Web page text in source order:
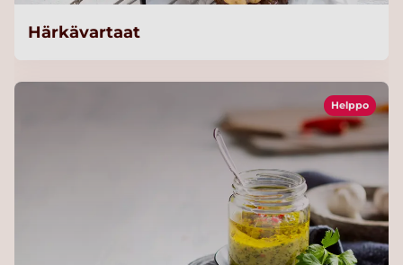
Härkävartaat
Helppo